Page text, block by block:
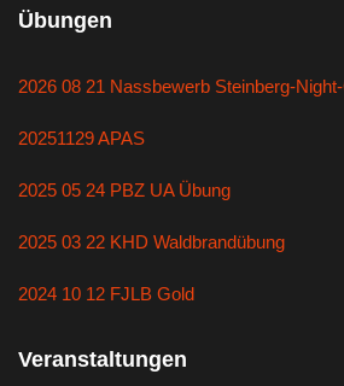
Übungen
2026 08 21 Nassbewerb Steinberg-
20251129 APAS
2025 05 24 PBZ UA Übung
2025 03 22 KHD Waldbrandübung
2024 10 12 FJLB Gold
Veranstaltungen